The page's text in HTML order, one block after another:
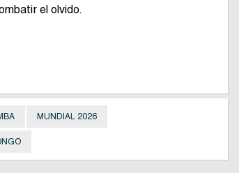
el olvido.
MUNDIAL 2026